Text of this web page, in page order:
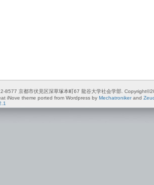
8577 京都市伏見区深草塚本町67 龍谷大学社会学部.
iNove theme ported from Wordpress by Mechatronikerand